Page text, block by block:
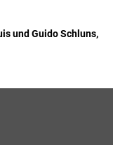
und Guido Schluns,